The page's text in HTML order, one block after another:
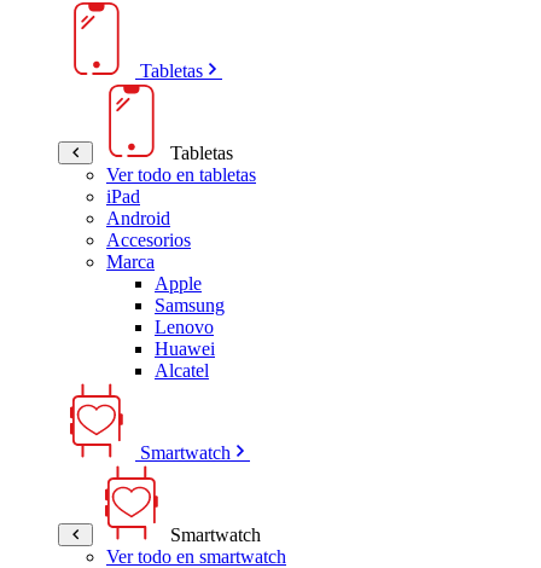
Tabletas
Tabletas
Ver todo en tabletas
iPad
Android
Accesorios
Marca
Apple
Samsung
Lenovo
Huawei
Alcatel
Smartwatch
Smartwatch
Ver todo en smartwatch